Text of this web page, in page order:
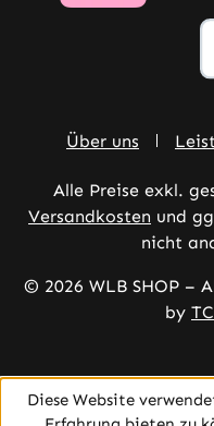
Über uns
Alle Preise exkl.
Versandkosten und
nicht
© 2026 WLB SHOP –
by
Diese Website